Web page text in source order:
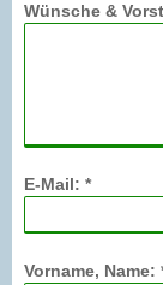
Wünsche &
E-Mail: *
Vorname, Name: